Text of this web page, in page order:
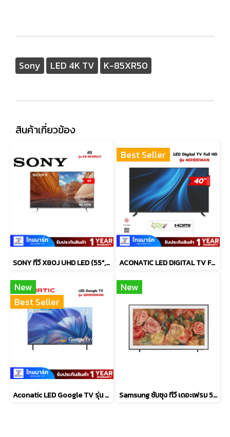
Sony LED 4K TV K-85XR50
สินค้าเกี่ยวข้อง
SONY ทีวี X80J UHD LED (55", 4K, Google TV) รุ่น KD-55X80J/S ปี 2021
Best Seller
ACONATIC LED DIGITAL TV FULL HD รุ่น 40HD514AN ขนาด 40 นิ้ว ดิจิตอลทีวี
New
Best Seller
Aconatic LED Google TV รุ่น 32HS1000AN สมาร์ททีวี 32 นิ้ว
New
Samsung ซัมซุง ทีวี เดอะเฟรม 55 นิ้ว #QA55LS03DAKXXT